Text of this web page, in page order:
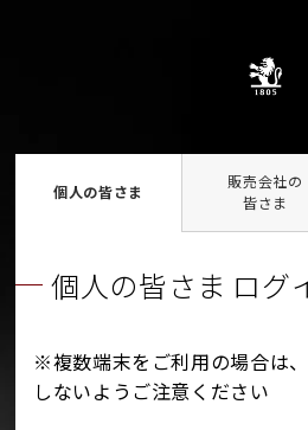
個人の皆さま
販売会社の
皆さま
個人の皆さま ログ
※複数端末をご利用の場合は
しないようご注意ください